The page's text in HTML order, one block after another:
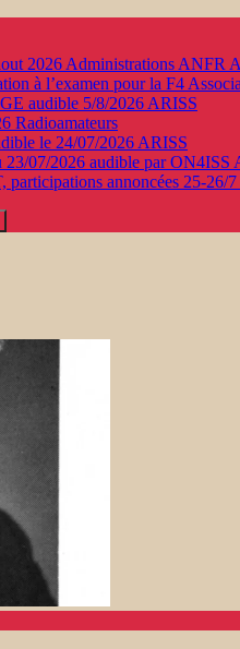
2026 Administrations ANFR
à l’examen pour la F4
audible 5/8/2026 ARISS
Radioamateurs
le 24/07/2026 ARISS
23/07/2026 audible par ON4ISS
annoncées 25-26/